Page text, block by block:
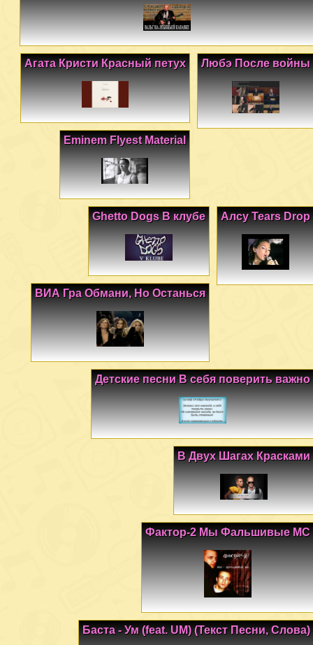
Любэ После войны
Агата Кристи Красный петух
Eminem Flyest Material
Алсу Tears Drop
Ghetto Dogs В клубе
ВИА Гра Обмани, Но Останься
Детские песни В себя поверить важно
В Двух Шагах Красками
Фактор-2 Мы Фальшивые МС
Баста - Ум (feat. UM) (Текст Песни, Слова)